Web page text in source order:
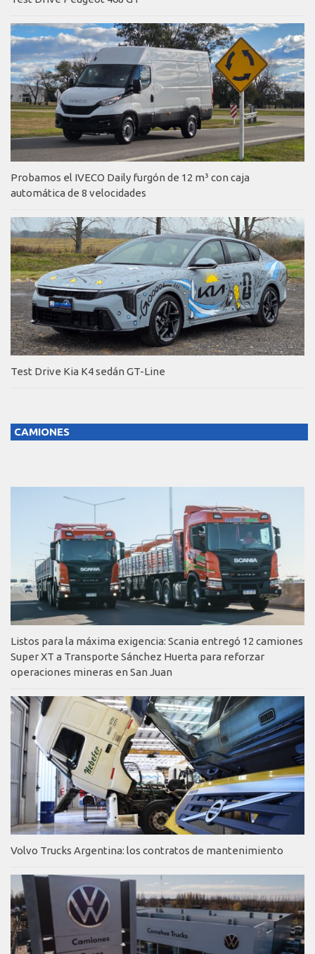
Probamos el IVECO Daily furgón de 12 m³ con caja
automática de 8 velocidades
Test Drive Kia K4 sedán GT-Line
CAMIONES
Listos para la máxima exigencia: Scania entregó 12 camiones
Super XT a Transporte Sánchez Huerta para reforzar
operaciones mineras en San Juan
Volvo Trucks Argentina: los contratos de mantenimiento